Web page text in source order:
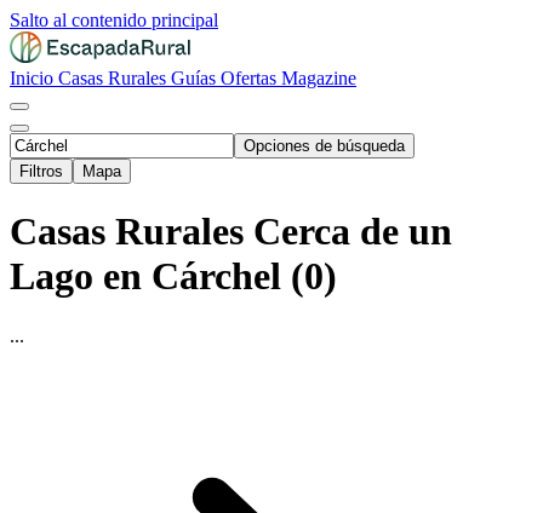
Salto al contenido principal
Inicio Casas Rurales Guías Ofertas Magazine
Opciones de búsqueda
Filtros
Mapa
Casas Rurales Cerca de un
Lago en Cárchel (0)
...